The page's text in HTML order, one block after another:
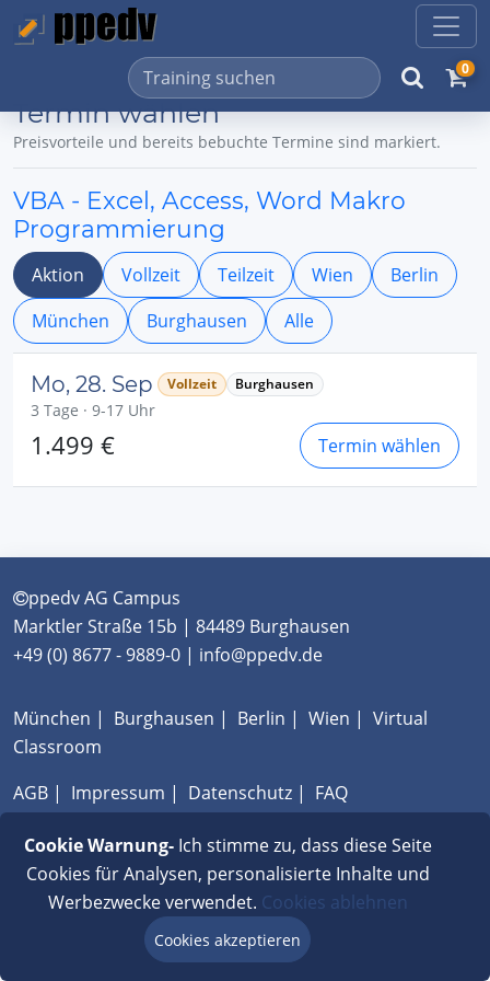
0
Termin wählen
Preisvorteile und bereits bebuchte Termine sind markiert.
VBA - Excel, Access, Word Makro
Programmierung
Aktion Vollzeit Teilzeit Wien
Berlin
München
Burghausen Alle
Mo, 28. Sep Vollzeit Burghausen
3 Tage · 9-17 Uhr
1.499 € Termin wählen
ppedv AG Campus
Marktler Straße 15b | 84489 Burghausen
+49 (0) 8677 - 9889-0 | info@ppedv.de
München | Burghausen | Berlin | Wien | Virtual
Classroom
AGB | Impressum | Datenschutz | FAQ
Cookie Warnung-Ich stimme zu, dass diese Seite
Cookies für Analysen, personalisierte Inhalte und
Werbezwecke verwendet. Cookies ablehnen
Cookies akzeptieren